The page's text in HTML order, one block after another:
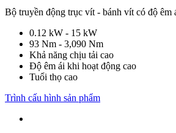
Bộ truyền động trục vít - bánh vít có độ êm
0.12 kW - 15 kW
93 Nm - 3,090 Nm
Khả năng chịu tải cao
Độ êm ái khi hoạt động cao
Tuổi thọ cao
Trình cấu hình sản phẩm